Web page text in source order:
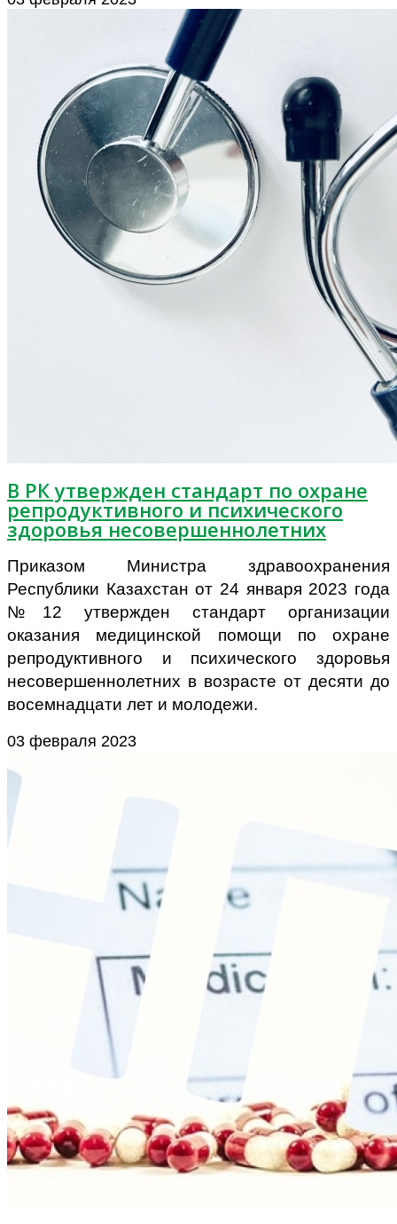
В РК утвержден стандарт по охране
репродуктивного и психического
здоровья несовершеннолетних
Приказом Министра здравоохранения
Республики Казахстан от 24 января 2023 года
№12 утвержден стандарт организации
оказания медицинской помощи по охране
репродуктивного и психического здоровья
несовершеннолетних в возрасте от десяти до
восемнадцати лет и молодежи.
03 февраля 2023